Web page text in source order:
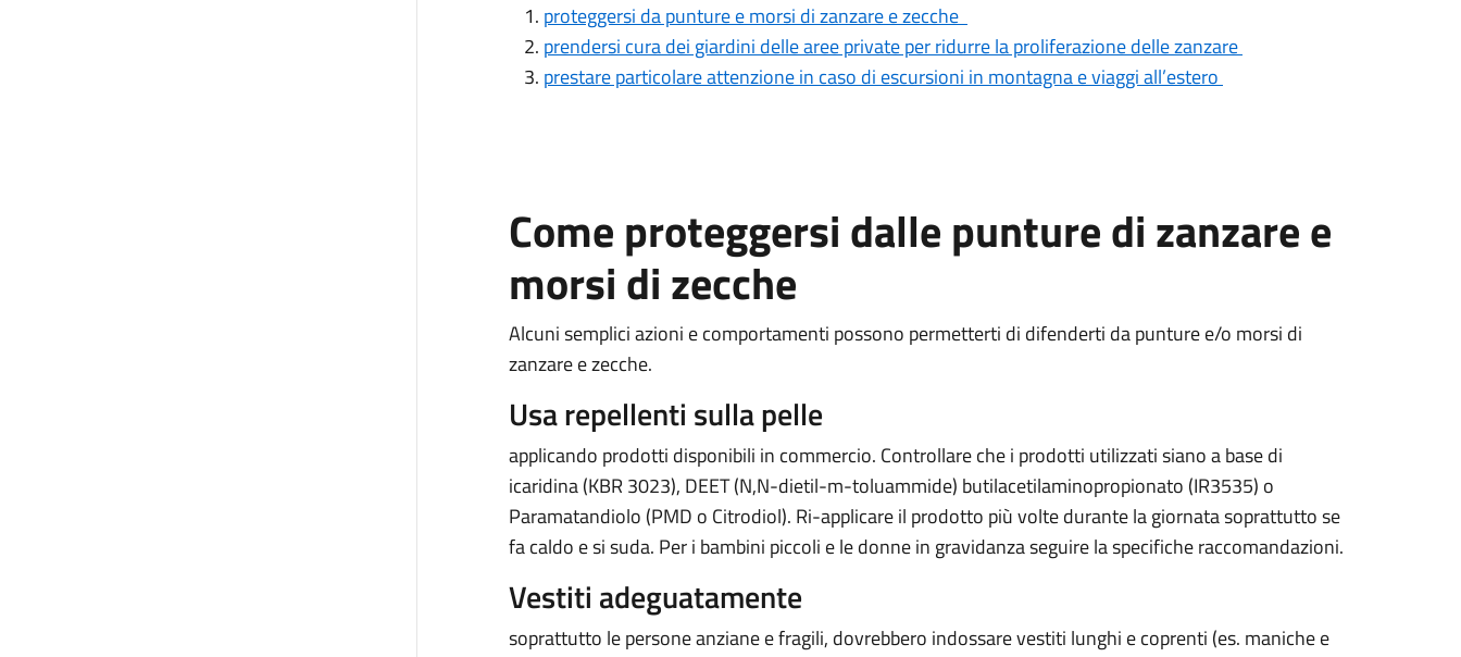
proteggersi da punture e morsi di zanzare e zecche
prendersi cura dei giardini delle aree private per ridurre la proliferazione delle zanzare
prestare particolare attenzione in caso di escursioni in montagna e viaggi all’estero
Come proteggersi dalle punture di zanzare e
morsi di zecche
Alcuni semplici azioni e comportamenti possono permetterti di difenderti da punture e/o morsi di
zanzare e zecche.
Usa repellenti sulla pelle
applicando prodotti disponibili in commercio. Controllare che i prodotti utilizzati siano a base di
icaridina (KBR 3023), DEET (N,N-dietil-m-toluammide) butilacetilaminopropionato (IR3535) o
Paramatandiolo (PMD o Citrodiol). Ri-applicare il prodotto più volte durante la giornata soprattutto se
fa caldo e si suda. Per i bambini piccoli e le donne in gravidanza seguire la specifiche raccomandazioni.
Vestiti adeguatamente
soprattutto le persone anziane e fragili, dovrebbero indossare vestiti lunghi e coprenti (es. maniche e